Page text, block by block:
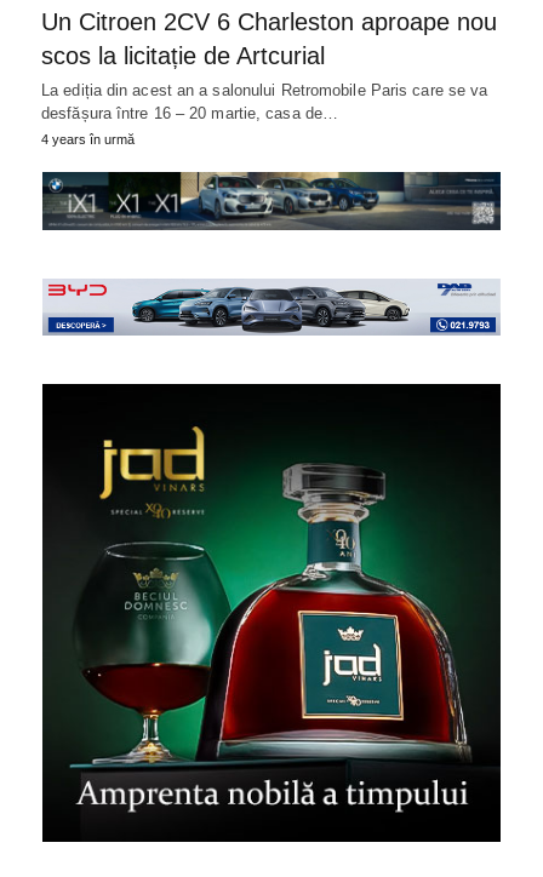
Un Citroen 2CV 6 Charleston aproape nou
scos la licitație de Artcurial
La ediția din acest an a salonului Retromobile Paris care se va
desfășura între 16 – 20 martie, casa de…
4 years în urmă